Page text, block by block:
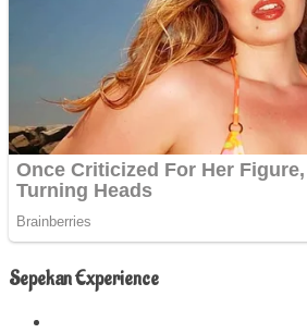
Sepekan Experience